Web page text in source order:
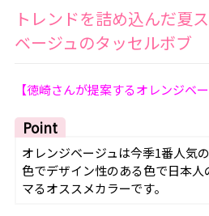
トレンドを詰め込んだ夏
ベージュのタッセルボブ
【徳崎さんが提案するオレンジベ
Point
オレンジベージュは今季1番人気
色でデザイン性のある色で日本
マるオススメカラーです。